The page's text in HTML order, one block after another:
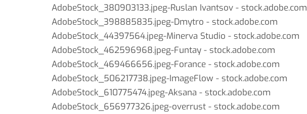
AdobeStock_380903133.jpeg-Ruslan Ivantsov - stock.adobe.com
AdobeStock_398885835.jpeg-Dmytro - stock.adobe.com
AdobeStock_44397564.jpeg-Minerva Studio - stock.adobe.com
AdobeStock_462596968.jpeg-Funtay - stock.adobe.com
AdobeStock_469466656.jpeg-Forance - stock.adobe.com
AdobeStock_506217738.jpeg-ImageFlow - stock.adobe.com
AdobeStock_610775474.jpeg-Aksana - stock.adobe.com
AdobeStock_656977326.jpeg-overrust - stock.adobe.com